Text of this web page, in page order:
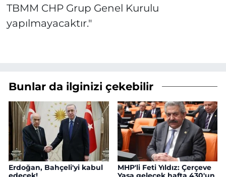
TBMM CHP Grup Genel Kurulu
yapılmayacaktır."
Bunlar da ilginizi çekebilir
Erdoğan, Bahçeli'yi kabul
MHP'li Feti Yıldız: Çerçeve